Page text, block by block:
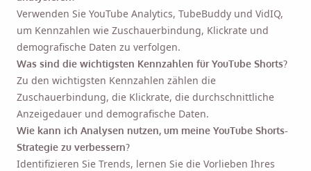
Verwenden Sie YouTube Analytics, TubeBuddy und VidIQ,
um Kennzahlen wie Zuschauerbindung, Klickrate und
demografische Daten zu verfolgen.
Was sind die wichtigsten Kennzahlen für YouTube Shorts?
Zu den wichtigsten Kennzahlen zählen die
Zuschauerbindung, die Klickrate, die durchschnittliche
Anzeigedauer und demografische Daten.
Wie kann ich Analysen nutzen, um meine YouTube Shorts-
Strategie zu verbessern?
Identifizieren Sie Trends, lernen Sie die Vorlieben Ihres